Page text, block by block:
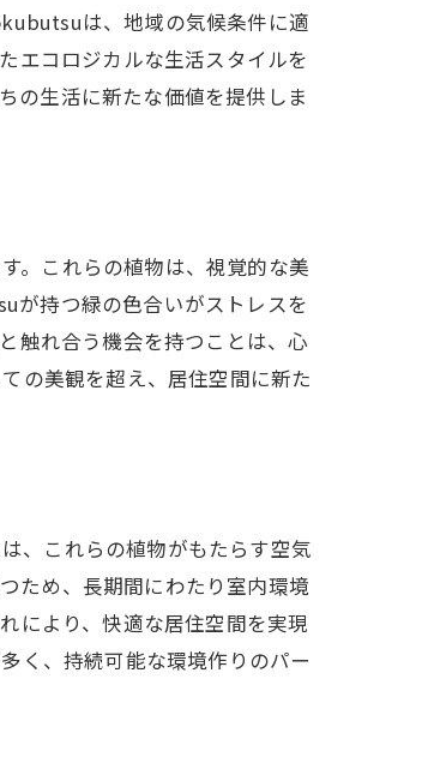
は、地域の気候条件に適
エコロジカルな生活スタイルを
の生活に新たな価値を提供しま
。これらの植物は、視覚的な美
が持つ緑の色合いがストレスを
触れ合う機会を持つことは、心
の美観を超え、居住空間に新た
、これらの植物がもたらす空気
ため、長期間にわたり室内環境
により、快適な居住空間を実現
く、持続可能な環境作りのパー